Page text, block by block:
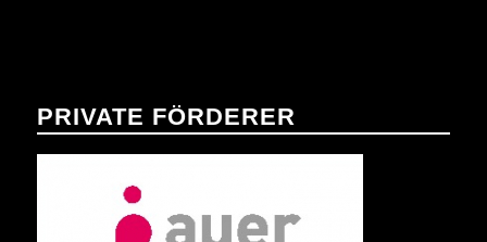
PRIVATE FÖRDERER